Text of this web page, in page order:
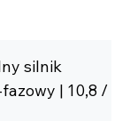
silnik
| 10,8 /